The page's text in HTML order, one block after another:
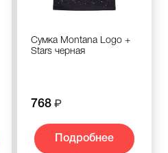
Сумка Montana Logo +
Stars черная
768
Подробнее